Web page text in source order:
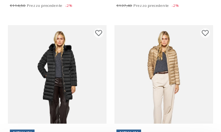
€114,50 Prezzo precedente -2%
€137,40 Prezzo precedente -2%